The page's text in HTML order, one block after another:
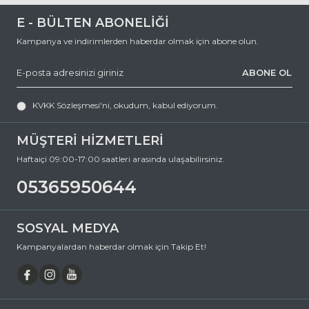
MÜŞTERİ HİZMETLERİ
Haftaiçi 09:00-17:00 saatleri arasında ulaşabilirsiniz.
05365950644
E - BÜLTEN ABONELİĞİ
Kampanya ve indirimlerden haberdar olmak için abone olun.
ABONE OL
KVKK Sözleşmesi'ni, okudum, kabul ediyorum.
SOSYAL MEDYA
Kampanyalardan haberdar olmak için Takip Et!